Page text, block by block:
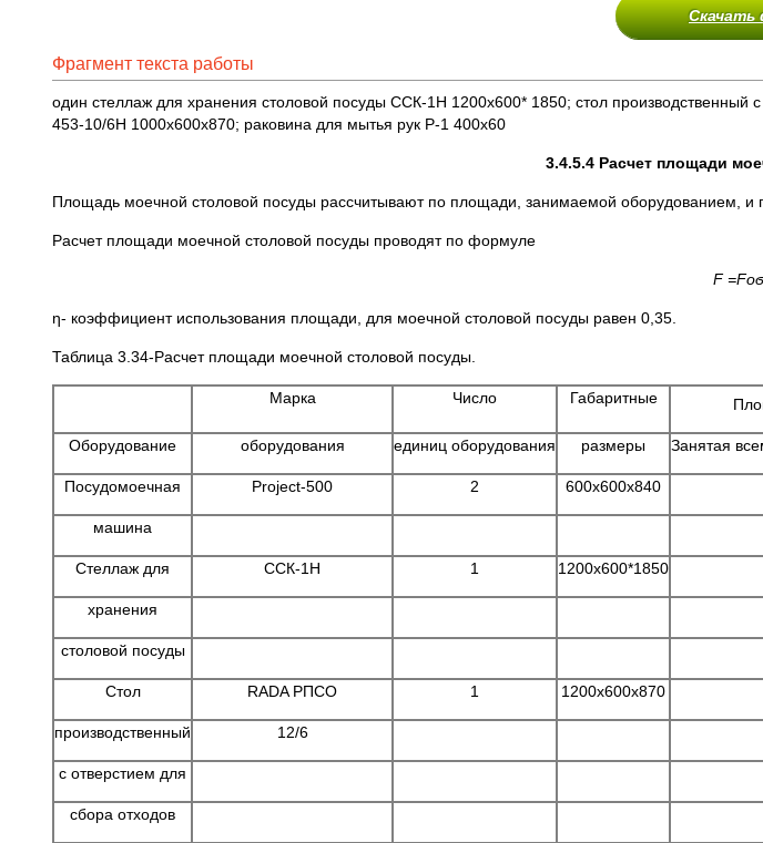
Скачать
Фрагмент текста работы
один стеллаж для хранения столовой посуды ССК-1Н 1200x600* 1850; стол
453-10/6Н 1000x600x870; раковина для мытья рук Р-1 400x60
3.4.5.4 Расчет площади
Площадь моечной столовой посуды рассчитывают по площади, занимаемой оборудованием, и
Расчет площади моечной столовой посуды проводят по формуле
F=
ƞ- коэффициент использования площади, для моечной столовой посуды равен 0,35.
Таблица 3.34-Расчет площади моечной столовой посуды.
Марка Число Габаритные
Оборудование оборудования единиц оборудования размеры Занятая
Посудомоечная Project-500 2 600x600x840
машина
Стеллаж для ССК-1Н 1 1200x600*1850
хранения
столовой посуды
Стол RADA РПСО 1 1200x600x870
производственный 12/6
с отверстием для
сбора отходов